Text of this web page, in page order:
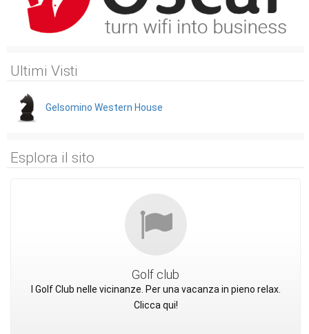
Ultimi Visti
Gelsomino Western House
Esplora il sito
Golf club
I Golf Club nelle vicinanze. Per una vacanza in pieno relax.
Clicca qui!